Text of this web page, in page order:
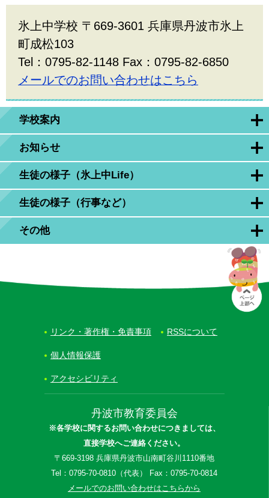
学校案内
お知らせ
生徒の様子（氷上中Life）
生徒の様子（行事など）
その他
氷上中学校 〒669-3601 兵庫県丹波市氷上
町成松103
Tel：0795-82-1148 Fax：0795-82-6850
メールでのお問い合わせはこちら
丹波市教育委員会
※各学校に関するお問い合わせにつきましては、
直接学校へご連絡ください。
〒669-3198 兵庫県丹波市山南町谷川1110番地
Tel：0795-70-0810（代表） Fax：0795-70-0814
メールでのお問い合わせはこちらから
リンク・著作権・免責事項 RSSについて
個人情報保護
アクセシビリティ